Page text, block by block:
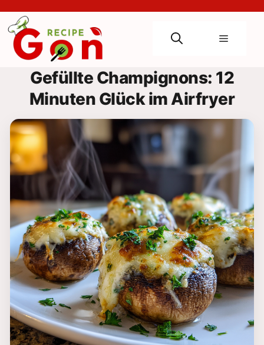
content
Menu
Gefüllte Champignons: 12
Minuten Glück im Airfryer